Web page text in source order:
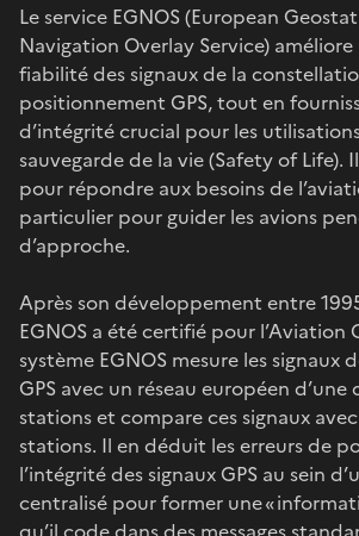
Le service EGNOS (European
Navigation Overlay Service)
fiabilité des signaux de la
positionnement GPS, tout en
d’intégrité crucial pour les
sauvegarde de la vie (Safety of Life).
pour répondre aux besoins de
particulier pour guider les avions
d’approche.
Après son développement entre
EGNOS a été certifié pour l’Aviation
système EGNOS mesure les signaux
GPS avec un réseau européen
stations et compare ces signaux
stations. Il en déduit les erreurs de
l’intégrité des signaux GPS au sein
centralisé pour former une «